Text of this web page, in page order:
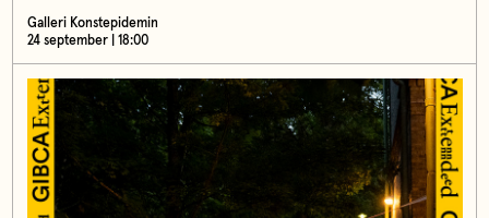
Galleri Konstepidemin
24 september | 18:00